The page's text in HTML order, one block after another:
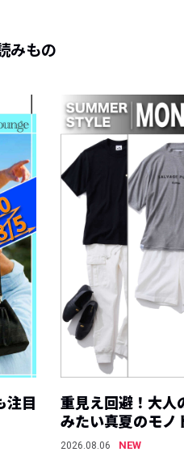
みもの
注目
重見え回避！大人
みたい真夏のモノ
2026.08.06
NEW